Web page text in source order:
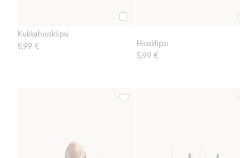
Kukkahiusklipsi
5,99 €
Hiusklipsi
5,99 €